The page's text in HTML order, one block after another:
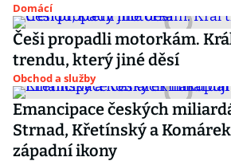
Domácí
Češi propadli motorkám.
trendu, který jiné děsí
Obchod a služby
Emancipace českých
Strnad, Křetínský a
západní ikony